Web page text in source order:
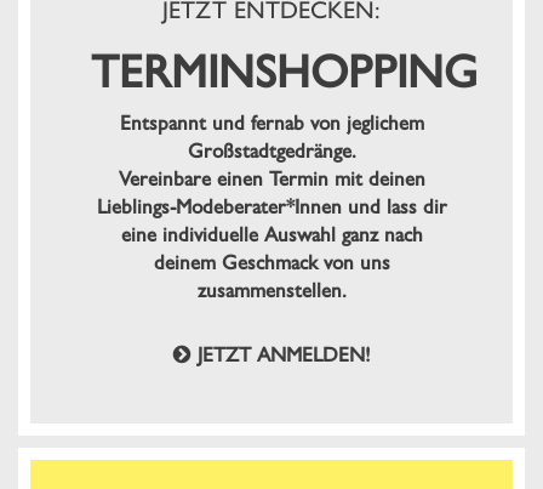
JETZT ENTDECKEN:
TERMINSHOPPING
Entspannt und fernab von jeglichem
Großstadtgedränge.
Vereinbare einen Termin mit deinen
Lieblings-Modeberater*Innen und lass dir
eine individuelle Auswahl ganz nach
deinem Geschmack von uns
zusammenstellen.
JETZT ANMELDEN!